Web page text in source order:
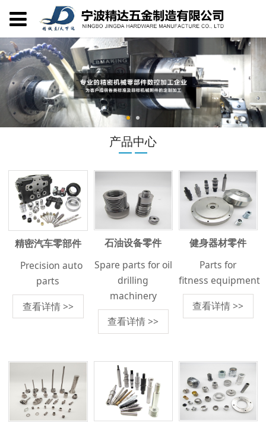
产品中心
精密汽车零部件
Precision auto
parts
查看详情 >>
石油设备零件
Spare parts for oil
drilling
machinery
查看详情 >>
健身器材零件
Parts for
fitness equipment
查看详情 >>